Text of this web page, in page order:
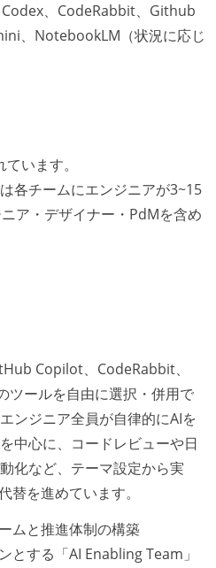
、CodeRabbit、Github
、NotebookLM（状況に応じ
います。
各チームにエンジニアが3~15
ア・デザイナー・PdMを含め
Copilot、CodeRabbit、
ツールを自由に選択・併用で
ンジニア全員が自律的にAIを
中心に、コードレビューや日
化など、テーマ設定から実
替を進めています。
ムと推進体制の構築
とする「AI Enabling Team」